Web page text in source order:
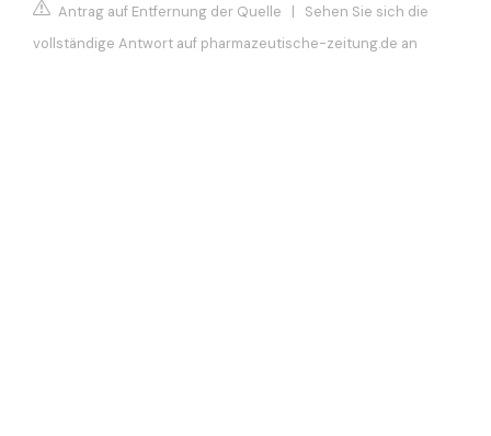
Antrag auf Entfernung der Quelle | Sehen Sie sich die
vollständige Antwort auf pharmazeutische-zeitung.de an